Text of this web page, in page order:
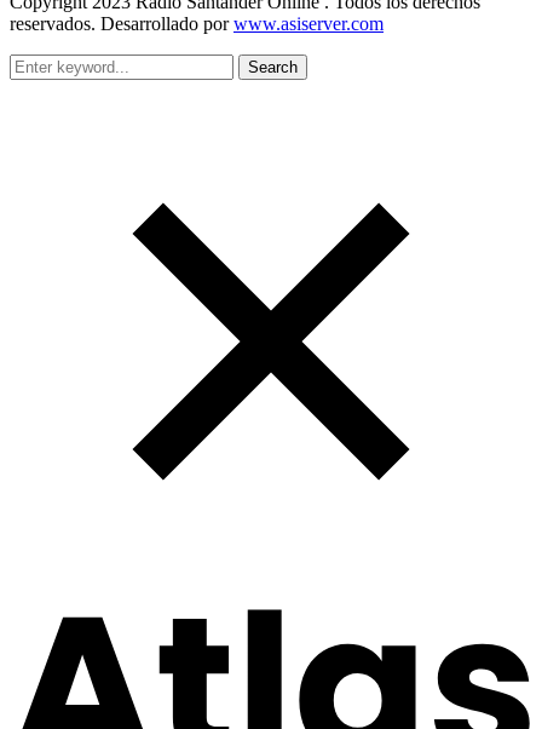
reservados. Desarrollado porwww.asiserver.com
Search